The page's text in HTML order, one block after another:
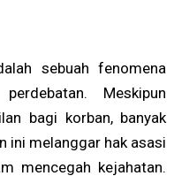
sebuah fenomena
Meskipun
bagi korban, banyak
ini melanggar hak asasi
mencegah kejahatan.